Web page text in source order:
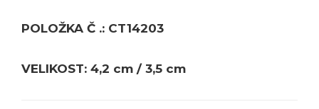
POLOŽKA Č .: CT14203
VELIKOST: 4,2 cm / 3,5 cm